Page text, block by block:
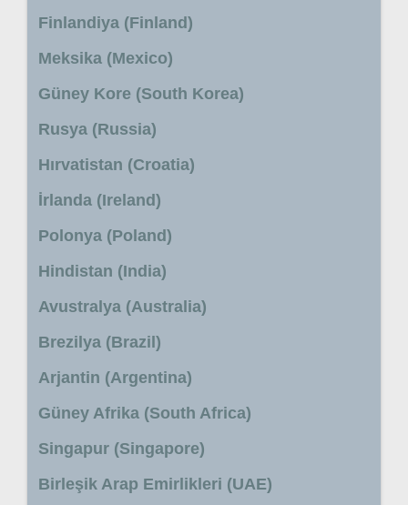
Finlandiya (Finland)
Meksika (Mexico)
Güney Kore (South Korea)
Rusya (Russia)
Hırvatistan (Croatia)
İrlanda (Ireland)
Polonya (Poland)
Hindistan (India)
Avustralya (Australia)
Brezilya (Brazil)
Arjantin (Argentina)
Güney Afrika (South Africa)
Singapur (Singapore)
Birleşik Arap Emirlikleri (UAE)